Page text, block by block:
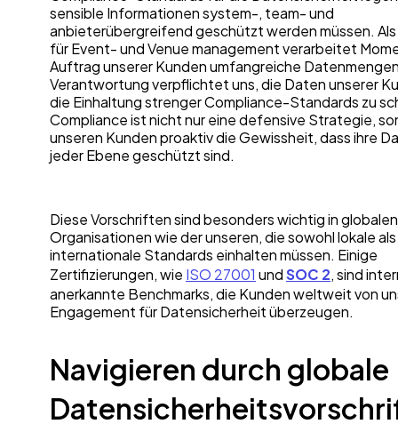
sensible Informationen system-, team- und
anbieterübergreifend geschützt werden müssen.
für Event- und Venue management verarbeitet
Auftrag unserer Kunden umfangreiche
Verantwortung verpflichtet uns, die Daten unserer
die Einhaltung strenger Compliance-Standards zu
Compliance ist nicht nur eine defensive Strategie,
unseren Kunden proaktiv die Gewissheit, dass ihre
jeder Ebene geschützt sind.
Diese Vorschriften sind besonders wichtig in globalen
Organisationen wie der unseren, die sowohl lokale
internationale Standards einhalten müssen. Einige
Zertifizierungen, wie ISO 27001 undSOC 2, sind
anerkannte Benchmarks, die Kunden weltweit von
Engagement für Datensicherheit überzeugen.
Navigieren durch globale